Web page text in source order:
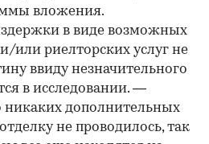
вложения.
в виде возможных
или риелторских услуг не
ввиду незначительного
в исследовании. —
никаких дополнительных
не проводилось, так